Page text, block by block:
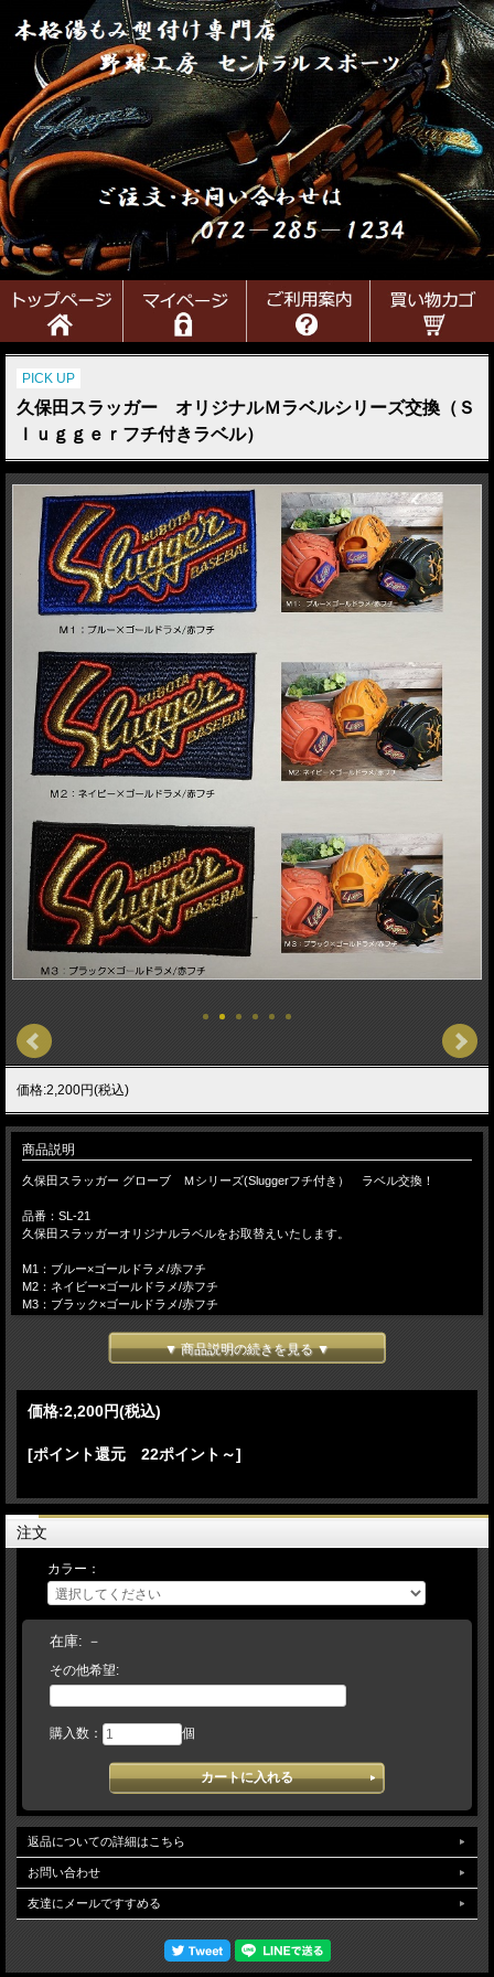
PICK UP
久保田スラッガー オリジナルＭラベルシリーズ交換（Ｓ
ｌｕｇｇｅｒフチ付きラベル）
価格:2,200円(税込)
商品説明
久保田スラッガー グローブ Ｍシリーズ(Sluggerフチ付き） ラベル交換！
品番：SL-21
久保田スラッガーオリジナルラベルをお取替えいたします。
M1：ブルー×ゴールドラメ/赤フチ
M2：ネイビー×ゴールドラメ/赤フチ
M3：ブラック×ゴールドラメ/赤フチ
久保田スラッガーグラブをご購入頂き、ラベル張替えご希望のお客様はラベルをお
久保田スラッガー ラベルを変えてオリジナルグラブを作ろう！
＊ご注意＊
★星形ラベルを取り付ける場合は、元の四角ラベルと形が違うため四角のミシン跡
★取替えしましたラベルは、お返しできません。
★ラベルをはがしてあるグラブには、取り付けは致しておりません。
★ラベルだけの販売、他社メーカーへの取り付けは致しておりません。
★ラベルのみの発送は出来ませんので、ご了承下さい。
★ファーストバックのミット/特殊な場所にラベルが付いているなど、ミシンが入
らない場合は交換が出来ない場合がございます。
お持ち込みのラベル交換で加工ができない場合の送料は、すべてお客様負担となり
ます。その際は、ご了承願います。
＊久保田スラッガー持ち込みグラブの注文の流れ＊
当店へ発送（お客様/送料負担）→ラベル交換の上、発送致します。（１～3営業日
必要）
▼ 商品説明の続きを見る ▼
価格:2,200円(税込)
[ポイント還元 22ポイント～]
注文
カラー：
在庫: －
その他希望:
購入数： 個
返品についての詳細はこちら
お問い合わせ
友達にメールですすめる